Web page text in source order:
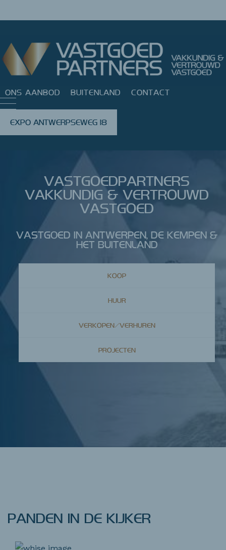
ONS AANBOD BUITENLAND CONTACT
EXPO ANTWERPSEWEG 18
VASTGOEDPARTNERS
VAKKUNDIG & VERTROUWD
VASTGOED
VASTGOED IN ANTWERPEN, DE KEMPEN &
HET BUITENLAND
KOOP
HUUR
VERKOPEN/VERHUREN
PROJECTEN
PANDEN IN DE KIJKER